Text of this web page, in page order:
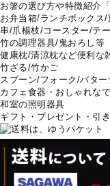
お箸の選び方や特徴紹介
お弁当箱/ランチボックス/
串/爪楊枝/コースター/テ
竹の調理器具/鬼おろし等
健康枕/清涼枕など便利な
竹ざる/竹かご
スプーン/フォーク/バター
カフェ食器・おしゃれな
和室の照明器具
ギフト・プレゼント・引